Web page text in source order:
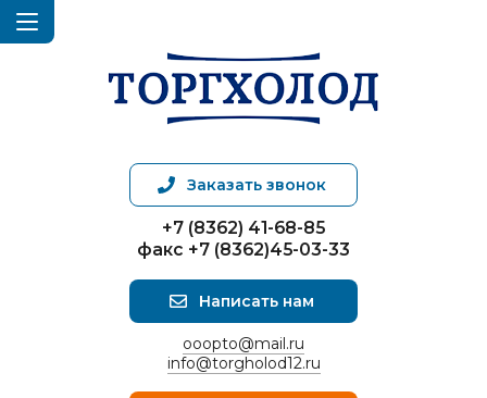
Заказать звонок
+7 (8362) 41-68-85
факс +7 (8362)45-03-33
Написать нам
ooopto@mail.ru
info@torgholod12.ru